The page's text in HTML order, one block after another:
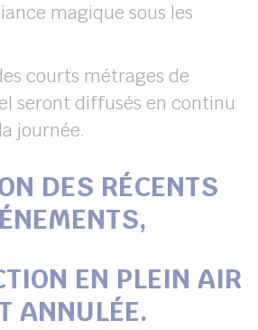
magique sous les
courts métrages de
seront diffusés en continu
journée.
DES RÉCENTS
EN PLEIN AIR
ANNULÉE.